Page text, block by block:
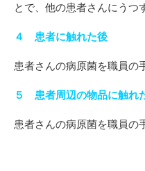
とで、他の患者さんにうつ
４ 患者に触れた後
患者さんの病原菌を職員の
５ 患者周辺の物品に触れ
患者さんの病原菌を職員の